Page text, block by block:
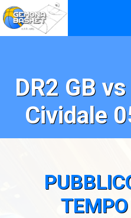
DR2 GB
Cividale